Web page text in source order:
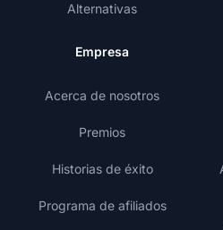
Alternativas
Empresa
Acerca de nosotros
Premios
Historias de éxito
Programa de afiliados